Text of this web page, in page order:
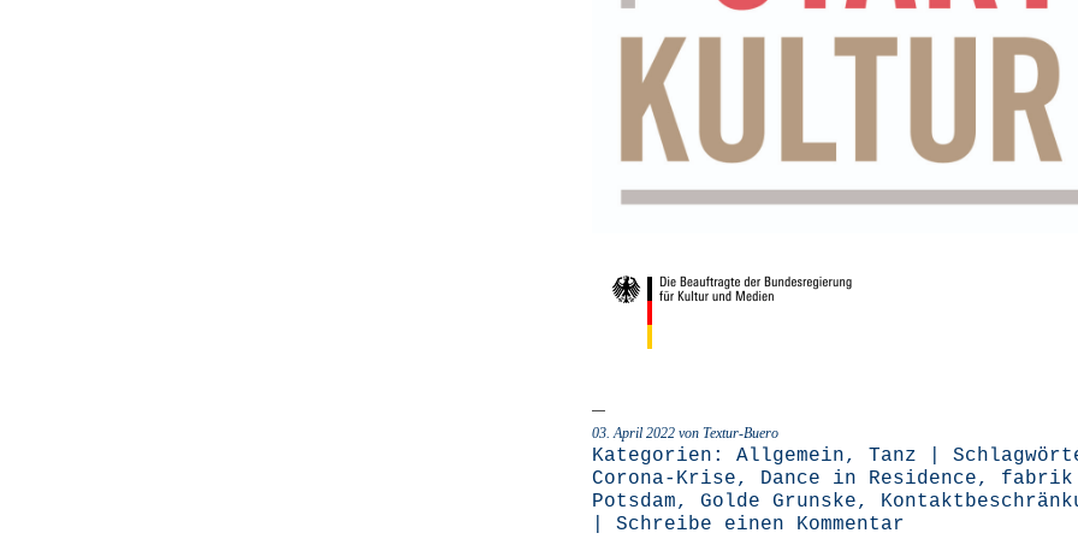
03. April 2022 von Textur-Buero
Kategorien: Allgemein, Tanz |
Corona-Krise, Dance in Residence, fabrik
Potsdam, Golde Grunske,
Schreibe einen Kommentar